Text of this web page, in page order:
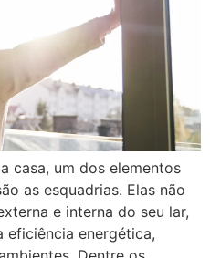
casa, um dos elementos
as esquadrias. Elas não
e interna do seu lar,
eficiência energética,